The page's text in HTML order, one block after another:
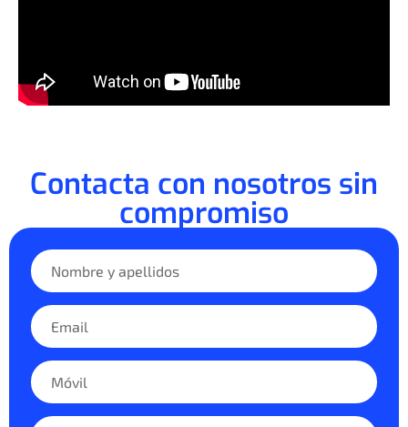
Contacta con nosotros sin
compromiso